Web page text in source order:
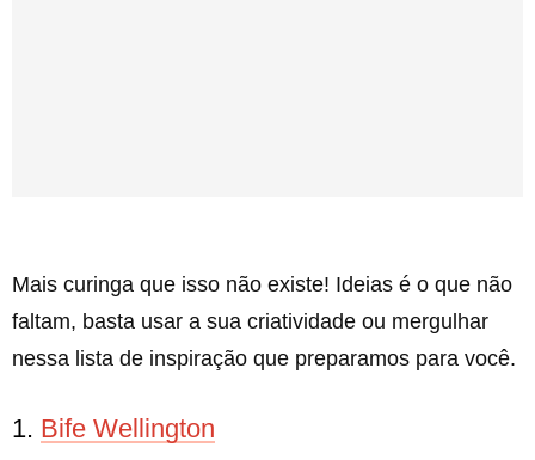
Mais curinga que isso não existe! Ideias é o que não
faltam, basta usar a sua criatividade ou mergulhar
nessa lista de inspiração que preparamos para você.
1. Bife Wellington